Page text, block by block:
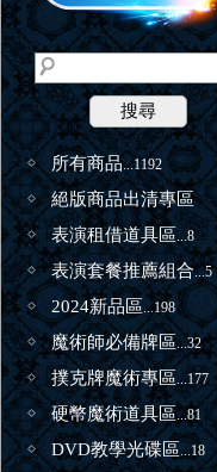
搜尋
所有商品...1192
絕版商品出清專區
表演租借道具區 ...8
表演套餐推薦組合...5
2024新品區 ...198
魔術師必備牌區...32
撲克牌魔術專區 ...177
硬幣魔術道具區...81
DVD教學光碟區...18